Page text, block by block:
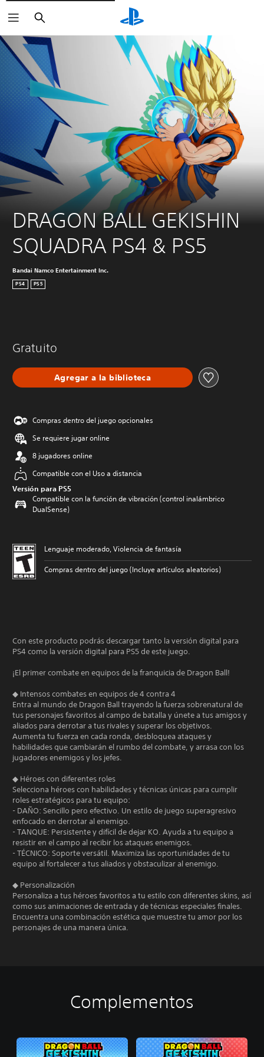
Buscar
DRAGON BALL GEKISHIN
SQUADRA PS4 & PS5
Bandai Namco Entertainment Inc.
PS4 PS5
Gratuito
Agregar a la biblioteca
Compras dentro del juego opcionales
Se requiere jugar online
8 jugadores online
Compatible con el Uso a distancia
Versión para PS5
Compatible con la función de vibración (control inalámbrico
DualSense)
Lenguaje moderado, Violencia de fantasía
Compras dentro del juego (Incluye artículos aleatorios)
Con este producto podrás descargar tanto la versión digital para
PS4 como la versión digital para PS5 de este juego.
¡El primer combate en equipos de la franquicia de Dragon Ball!
◆ Intensos combates en equipos de 4 contra 4
Entra al mundo de Dragon Ball trayendo la fuerza sobrenatural de
tus personajes favoritos al campo de batalla y únete a tus amigos y
aliados para derrotar a tus rivales y superar los objetivos.
Aumenta tu fuerza en cada ronda, desbloquea ataques y
habilidades que cambiarán el rumbo del combate, y arrasa con los
jugadores enemigos y los jefes.
◆ Héroes con diferentes roles
Selecciona héroes con habilidades y técnicas únicas para cumplir
roles estratégicos para tu equipo:
- DAÑO: Sencillo pero efectivo. Un estilo de juego superagresivo
enfocado en derrotar al enemigo.
- TANQUE: Persistente y difícil de dejar KO. Ayuda a tu equipo a
resistir en el campo al recibir los ataques enemigos.
- TÉCNICO: Soporte versátil. Maximiza las oportunidades de tu
equipo al fortalecer a tus aliados y obstaculizar al enemigo.
◆ Personalización
Personaliza a tus héroes favoritos a tu estilo con diferentes skins, así
como sus animaciones de entrada y de técnicas especiales finales.
Encuentra una combinación estética que muestre tu amor por los
personajes de una manera única.
Complementos